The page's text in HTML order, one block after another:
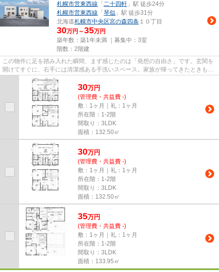
札幌市営東西線 「 二十四軒 」駅 徒歩24分
札幌市営東西線 「 琴似 」駅 徒歩31分
北海道札幌市中央区宮の森四条 １０丁目
30万円～35万円
築年数：築1年未満 ｜募集中： 3室
階数：2階建
この物件に足を踏み入れた瞬間、まず感じたのは「発想の自由さ」です。玄関を
開けてすぐに、右手には清潔感ある手洗いスペース。家族が帰ってきたときも、
来客があったときも、動線が...
30万円
(管理費・共益費 -)
敷：1ヶ月｜礼：1ヶ月
所在階：1-2階
間取り：3LDK
面積：132.50㎡
30万円
(管理費・共益費 -)
敷：1ヶ月｜礼：1ヶ月
所在階：1-2階
間取り：3LDK
面積：132.50㎡
35万円
(管理費・共益費 -)
敷：1ヶ月｜礼：1ヶ月
所在階：1-2階
間取り：3LDK
面積：133.95㎡